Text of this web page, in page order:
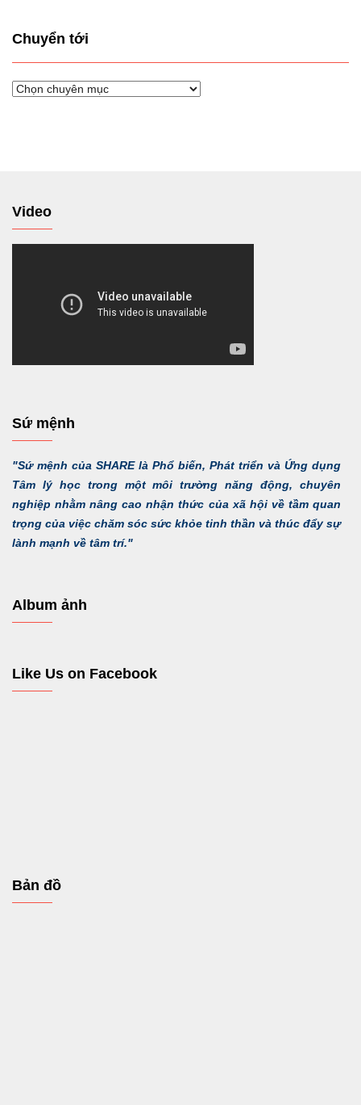
Chuyển tới
Chuyển
Video
Sứ mệnh
"Sứ mệnh của SHARE là Phổ biến, Phát triển và Ứng dụng
Tâm lý học trong một môi trường năng động, chuyên
nghiệp nhằm nâng cao nhận thức của xã hội về tầm quan
trọng của việc chăm sóc sức khỏe tinh thần và thúc đẩy sự
lành mạnh về tâm trí."
Album ảnh
Like Us on Facebook
Bản đồ